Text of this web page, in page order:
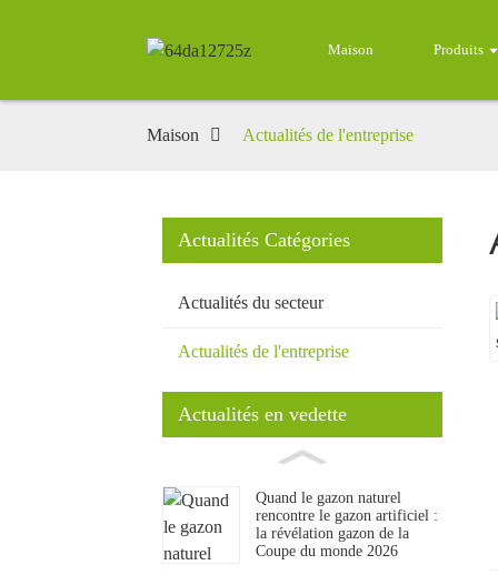
Maison Produits
Maison Actualités de l'entreprise
Actualités Catégories
Actualités du secteur
Actualités de l'entreprise
Actualités en vedette
Quand le gazon naturel
rencontre le gazon artificiel :
la révélation gazon de la
Coupe du monde 2026